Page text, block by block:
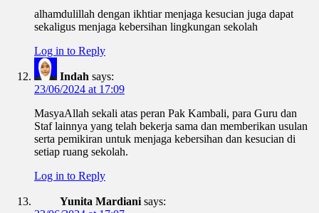
alhamdulillah dengan ikhtiar menjaga kesucian juga dapat
sekaligus menjaga kebersihan lingkungan sekolah
Log in to Reply
Indah says:
23/06/2024 at 17:09
MasyaAllah sekali atas peran Pak Kambali, para Guru dan
Staf lainnya yang telah bekerja sama dan memberikan usulan
serta pemikiran untuk menjaga kebersihan dan kesucian di
setiap ruang sekolah.
Log in to Reply
Yunita Mardiani says: